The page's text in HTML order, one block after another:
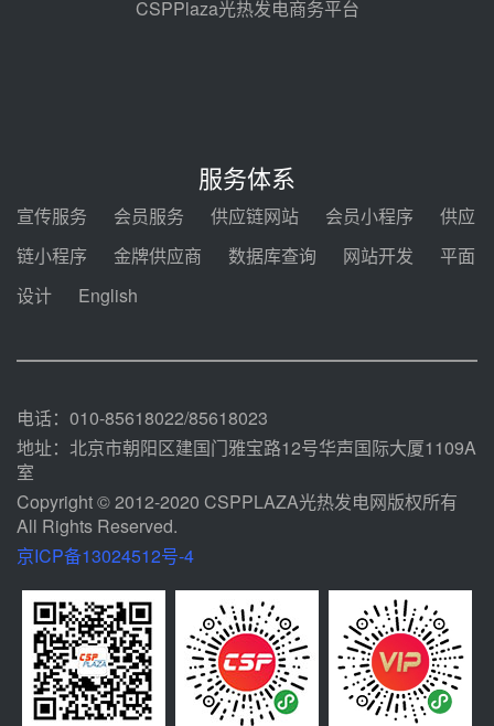
2026-2029年熔盐介质框架协议
中能建华中试研院中标重能新疆
100MW光热项目机组调试及性能
规模化助力构建绿色低碳电力供给
CSPPlaza光热发电商务平台
服务体系
宣传服务 会员服务 供应链网站 会员小程序
供应
链小程序
金牌供应商 数据库查询 网站开发
平面
设计
English
电话：010-85618022/85618023
地址：北京市朝阳区建国门雅宝路12号华声国际大厦1109A
室
Copyright © 2012-2020 CSPPLAZA光热发电网版权所有
All Rights Reserved.
京ICP备13024512号-4